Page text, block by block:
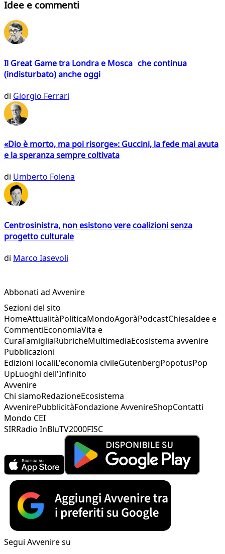
Idee e commenti
Il Great Game tra Londra e Mosca che continua
(indisturbato) anche oggi
di Giorgio Ferrari
«Dio è morto, ma poi risorge»: Guccini, la fede mai avuta
e la speranza sempre coltivata
di Umberto Folena
Centrosinistra, non esistono vere coalizioni senza
progetto culturale
di Marco Iasevoli
Abbonati ad Avvenire
Sezioni del sito
HomeAttualitàPoliticaMondoAgoràPodcastChiesaIdee e
CommentiEconomiaVita e
CuraFamigliaRubricheMultimediaEcosistema avvenire
Pubblicazioni
Edizioni localiL'economia civileGutenbergPopotusPop
UpLuoghi dell'Infinito
Avvenire
Chi siamoRedazioneEcosistema
AvvenirePubblicitàFondazione AvvenireShopContatti
Mondo CEI
SIRRadio InBluTV2000FISC
Segui Avvenire su